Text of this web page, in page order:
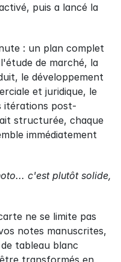
puis a lancé la
: un plan complet
de marché, la
le développement
et juridique, le
itérations post-
structurée, chaque
immédiatement
c'est plutôt solide,
ne se limite pas
notes manuscrites,
tableau blanc